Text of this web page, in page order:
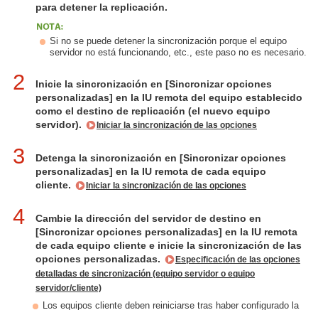
para detener la replicación.
Si no se puede detener la sincronización porque el equipo
servidor no está funcionando, etc., este paso no es necesario.
2
Inicie la sincronización en [Sincronizar opciones
personalizadas] en la IU remota del equipo establecido
como el destino de replicación (el nuevo equipo
servidor).
Iniciar la sincronización de las opciones
3
Detenga la sincronización en [Sincronizar opciones
personalizadas] en la IU remota de cada equipo
cliente.
Iniciar la sincronización de las opciones
4
Cambie la dirección del servidor de destino en
[Sincronizar opciones personalizadas] en la IU remota
de cada equipo cliente e inicie la sincronización de las
opciones personalizadas.
Especificación de las opciones
detalladas de sincronización (equipo servidor o equipo
servidor/cliente)
Los equipos cliente deben reiniciarse tras haber configurado la